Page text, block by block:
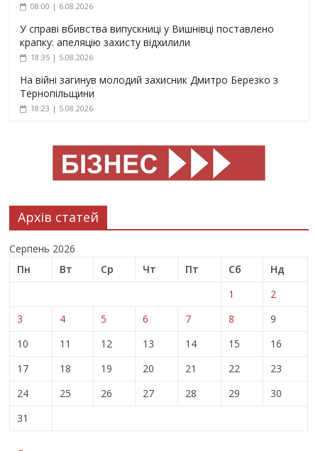
08:00 | 6.08.2026
У справі вбивства випускниці у Вишнівці поставлено
крапку: апеляцію захисту відхилили
18:35 | 5.08.2026
На війні загинув молодий захисник Дмитро Березко з
Тернопільщини
18:23 | 5.08.2026
Архів статей
Серпень 2026
Пн
Вт Ср Чт Пт Сб
Нд
1
2
3
4 5 6 7 8
9
10
11 12 13 14 15
16
17
18 19 20 21 22
23
24
25 26 27 28 29
30
31